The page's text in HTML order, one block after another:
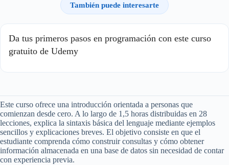
También puede interesarte
Da tus primeros pasos en programación con este curso
gratuito de Udemy
Este curso ofrece una introducción orientada a personas que
comienzan desde cero. A lo largo de 1,5 horas distribuidas en 28
lecciones, explica la sintaxis básica del lenguaje mediante ejemplos
sencillos y explicaciones breves. El objetivo consiste en que el
estudiante comprenda cómo construir consultas y cómo obtener
información almacenada en una base de datos sin necesidad de contar
con experiencia previa.